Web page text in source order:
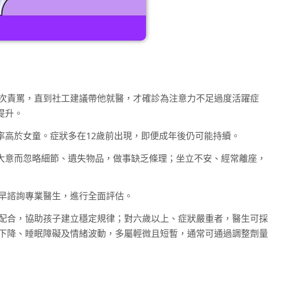
罵，直到社工建議帶他就醫，才確診為注意力不足過度活躍症
升。
於女童。症狀多在12歲前出現，即便成年後仍可能持續。
而忽略細節、遺失物品，做事缺乏條理；坐立不安、經常離座，
詢專業醫生，進行全面評估。
，協助孩子建立穩定規律；對六歲以上、症狀嚴重者，醫生可採
、睡眠障礙及情緒波動，多屬輕微且短暫，通常可通過調整劑量